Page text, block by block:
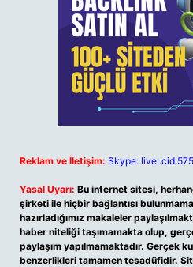
Reklam ve İletişim: Skype:
Yasal Uyarı: Bu internet sitesi,
şirketi ile hiçbir bağlantısı
hazırladığımız makaleler
haber niteliği taşımamakta olup,
paylaşım yapılmamaktadır. Gerçek
benzerlikleri tamamen tesadüfidir.